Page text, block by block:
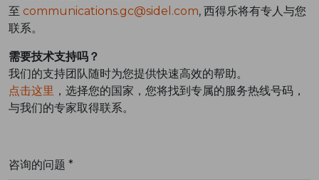
至 communications.gc@sidel.com, 西得乐将有专人与您
联系。
需要技术支持吗？
我们的支持团队随时为您提供快速高效的帮助。
点击这里 ，选择您的国家，您将找到专属的服务热线号码，
与我们的专家取得联系。
咨询的问题 *